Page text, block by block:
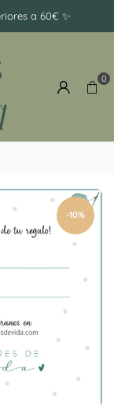
a 60€ ✨
0
-10%